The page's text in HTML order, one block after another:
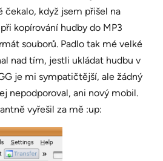
čekalo, když jsem přišel na
kopírování hudby do MP3
souborů. Padlo tak mé velké
nad tím, jestli ukládat hudbu v
je mi sympatičtější, ale žádný
nepodporoval, ani nový mobil.
vyřešil za mě :up: